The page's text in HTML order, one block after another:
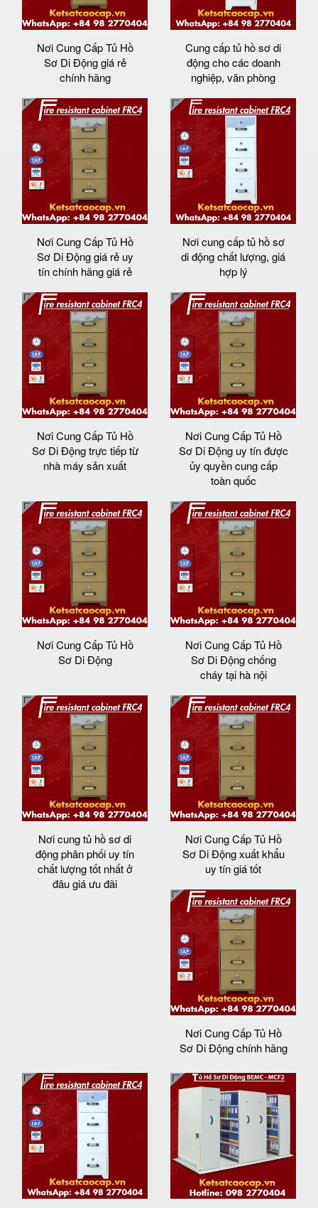
Nơi Cung Cấp Tủ Hồ
Sơ Di Động giá rẻ
chính hãng
Cung cấp tủ hồ sơ di
động cho các doanh
nghiệp, văn phòng
Nơi Cung Cấp Tủ Hồ
Sơ Di Động giá rẻ uy
tín chính hãng giá rẻ
Nơi cung cấp tủ hồ sơ
di động chất lượng, giá
hợp lý
Nơi Cung Cấp Tủ Hồ
Sơ Di Động trực tiếp từ
nhà máy sản xuất
Nơi Cung Cấp Tủ Hồ
Sơ Di Động uy tín được
ủy quyền cung cấp
toàn quốc
Nơi Cung Cấp Tủ Hồ
Sơ Di Động
Nơi Cung Cấp Tủ Hồ
Sơ Di Động chống
cháy tại hà nội
Nơi cung tủ hồ sơ di
động phân phối uy tín
chất lượng tốt nhất ở
đâu giá ưu đãi
Nơi Cung Cấp Tủ Hồ
Sơ Di Động xuất khẩu
uy tín giá tốt
Nơi Cung Cấp Tủ Hồ
Sơ Di Động chính hãng